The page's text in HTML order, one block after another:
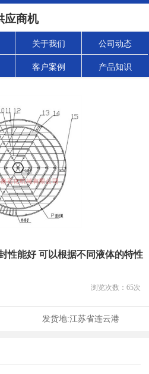
应商机
关于我们 公司动态
客户案例 产品知识
性能好 可以根据不同液体的特性
浏览次数： 65次
发货地:江苏省连云港